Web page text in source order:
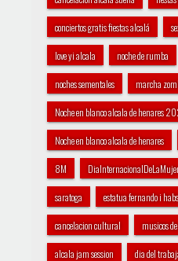
conciertos gratis fiestas alcalá
love yi alcala noche de rumba
noches sementales marcha
Noche en blanco alcala de henares
Noche en blanco alcala de henares
8M
saratoga estatua fernando i
cancelacion cultural musicos
alcala jam session dia del